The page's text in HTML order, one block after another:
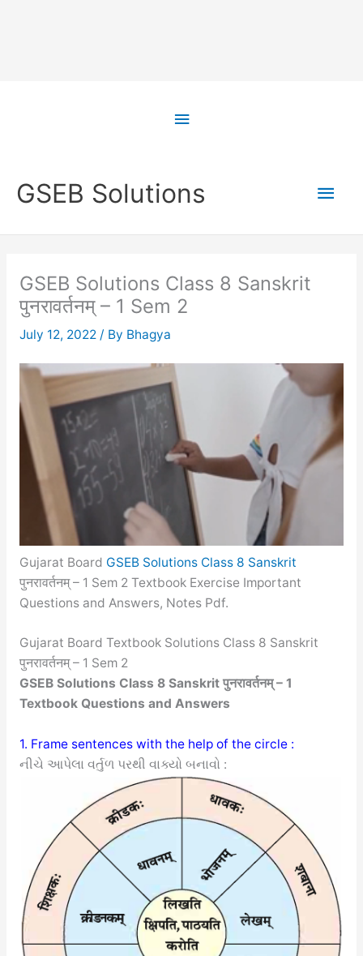
Above
GSEB Solutions
Main
GSEB Solutions Class 8 Sanskrit
पुनरावर्तनम् – 1 Sem 2
July 12, 2022 / By Bhagya
Gujarat Board GSEB Solutions Class 8 Sanskrit
पुनरावर्तनम् – 1 Sem 2 Textbook Exercise Important
Questions and Answers, Notes Pdf.
Gujarat Board Textbook Solutions Class 8 Sanskrit
पुनरावर्तनम् – 1 Sem 2
GSEB Solutions Class 8 Sanskrit पुनरावर्तनम् – 1
Textbook Questions and Answers
1. Frame sentences with the help of the circle :
નીચે આપેલા વર્તુળ પરથી વાક્યો બનાવો :